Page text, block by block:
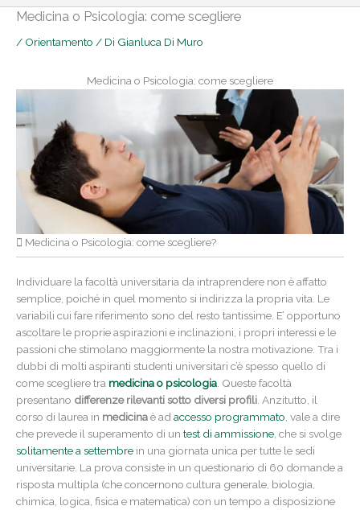
Medicina o Psicologia: come scegliere
/ Orientamento / Di Gianluca Di Muro
Medicina o Psicologia: come scegliere
Medicina o Psicologia: come scegliere?
Individuare la facoltà universitaria da intraprendere non è affatto
semplice, poiché in quel momento si indirizza la propria vita. Le
variabili cui fare riferimento sono del resto tantissime. E’ opportuno
ascoltare le proprie aspirazioni e inclinazioni, i propri interessi e le
passioni che stimolano maggiormente la nostra motivazione. Tra i
dubbi di molti aspiranti studenti universitari c’è spesso quello di
come scegliere tra medicina o psicologia. Queste facoltà
presentano differenze rilevanti sotto diversi profili. Anzitutto, il
corso di laurea in medicinaè adaccesso programmato, vale a dire
che prevede il superamento di un test di ammissione, che si svolge
solitamente a settembre in una giornata unica per tutte le sedi
universitarie. La prova consiste in un questionario di 60 domande a
risposta multipla (che concernono cultura generale, biologia,
chimica, logica, fisica e matematica) con un tempo a disposizione